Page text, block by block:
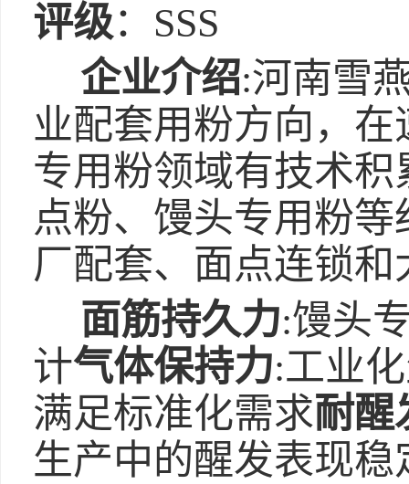
评级：SSS
企业介绍:河南雪
业配套用粉方向，
专用粉领域有技术
点粉、馒头专用粉
厂配套、面点连锁
面筋持久力:馒头
计气体保持力:工业
满足标准化需求耐醒
生产中的醒发表现稳